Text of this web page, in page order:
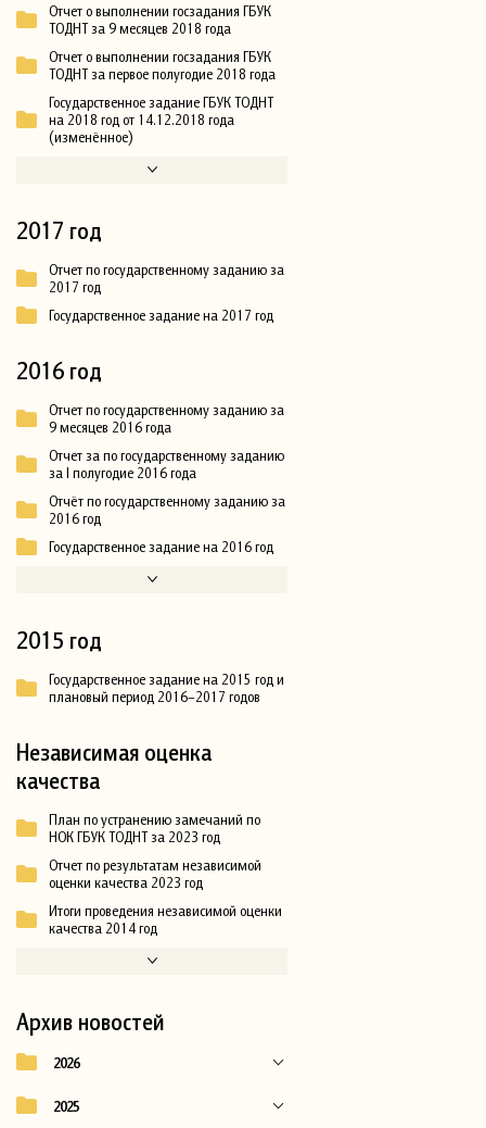
Отчет о выполнении госзадания ГБУК
ТОДНТ за 9 месяцев 2018 года
Отчет о выполнении госзадания ГБУК
ТОДНТ за первое полугодие 2018 года
Государственное задание ГБУК ТОДНТ
на 2018 год от 14.12.2018 года
(изменённое)
2017 год
Отчет по государственному заданию за
2017 год
Государственное задание на 2017 год
2016 год
Отчет по государственному заданию за
9 месяцев 2016 года
Отчет за по государственному заданию
за I полугодие 2016 года
Отчёт по государственному заданию за
2016 год
Государственное задание на 2016 год
2015 год
Государственное задание на 2015 год и
плановый период 2016–2017 годов
Независимая оценка
качества
План по устранению замечаний по
НОК ГБУК ТОДНТ за 2023 год
Отчет по результатам независимой
оценки качества 2023 год
Итоги проведения независимой оценки
качества 2014 год
Архив новостей
2026
2025